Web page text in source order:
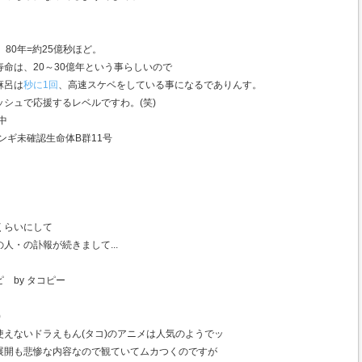
年=約25億秒ほど。
は、20～30億年という事らしいので
呂は秒に1回 、高速スケベをしている事になるでありんす。
ュで応援するレベルですわ。(笑)
ギ未確認生命体B群11号
らいにして
・の訃報が続きまして...
by タコピー
ないドラえもん(タコ)のアニメは人気のようでッ
も悲惨な内容なので観ていてムカつくのですが